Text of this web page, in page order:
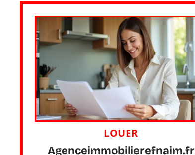
LOUER
Agenceimmobilierefnaim.fr